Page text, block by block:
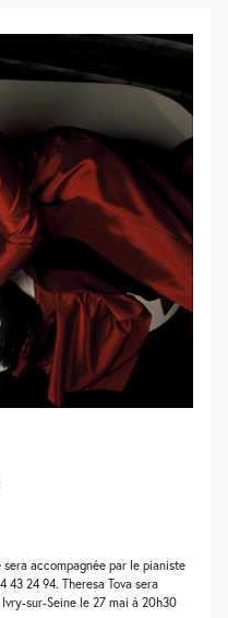
accompagnée par le pianiste
43 24 94. Theresa Tova sera
sur-Seine le 27 mai à 20h30